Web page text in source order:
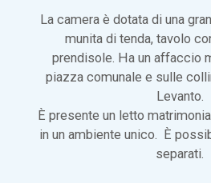
La camera è dotata di una
munita di tenda, tavolo
prendisole. Ha un affaccio
piazza comunale e sulle
Levanto.
È presente un letto
in un ambiente unico. È
separati.